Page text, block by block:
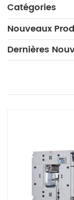
Catégories
Nouveaux
Dernières